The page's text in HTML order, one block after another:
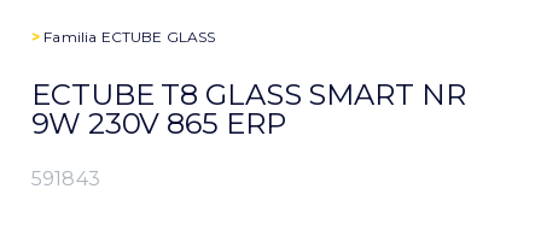
> Familia ECTUBE GLASS
ECTUBE T8 GLASS SMART NR
9W 230V 865 ERP
591843